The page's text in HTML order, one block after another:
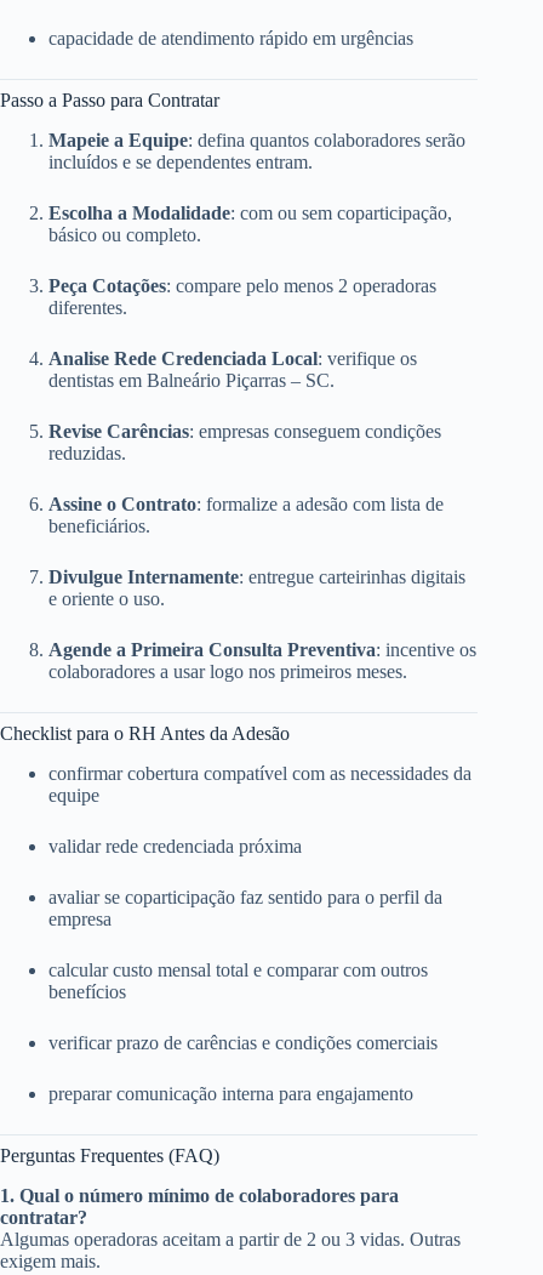
capacidade de atendimento rápido em urgências
Passo a Passo para Contratar
Mapeie a Equipe: defina quantos colaboradores serão
incluídos e se dependentes entram.
Escolha a Modalidade: com ou sem coparticipação,
básico ou completo.
Peça Cotações: compare pelo menos 2 operadoras
diferentes.
Analise Rede Credenciada Local: verifique os
dentistas em Balneário Piçarras – SC.
Revise Carências: empresas conseguem condições
reduzidas.
Assine o Contrato: formalize a adesão com lista de
beneficiários.
Divulgue Internamente: entregue carteirinhas digitais
e oriente o uso.
Agende a Primeira Consulta Preventiva: incentive os
colaboradores a usar logo nos primeiros meses.
Checklist para o RH Antes da Adesão
confirmar cobertura compatível com as necessidades da
equipe
validar rede credenciada próxima
avaliar se coparticipação faz sentido para o perfil da
empresa
calcular custo mensal total e comparar com outros
benefícios
verificar prazo de carências e condições comerciais
preparar comunicação interna para engajamento
Perguntas Frequentes (FAQ)
1. Qual o número mínimo de colaboradores para
contratar?
Algumas operadoras aceitam a partir de 2 ou 3 vidas. Outras
exigem mais.